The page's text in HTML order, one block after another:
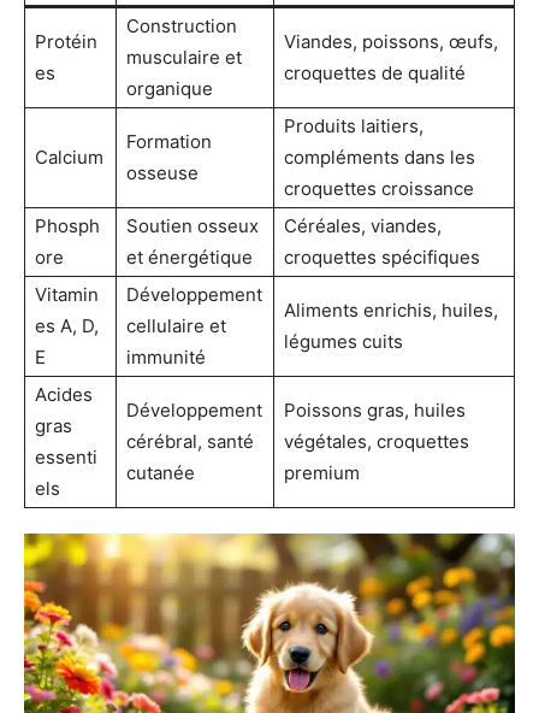
Protéin
es
Construction
musculaire et
organique
Viandes, poissons, œufs,
croquettes de qualité
Calcium
Formation
osseuse
Produits laitiers,
compléments dans les
croquettes croissance
Phosph
ore
Soutien osseux
et énergétique
Céréales, viandes,
croquettes spécifiques
Vitamin
es A, D,
E
Développement
cellulaire et
immunité
Aliments enrichis, huiles,
légumes cuits
Acides
gras
essenti
els
Développement
cérébral, santé
cutanée
Poissons gras, huiles
végétales, croquettes
premium